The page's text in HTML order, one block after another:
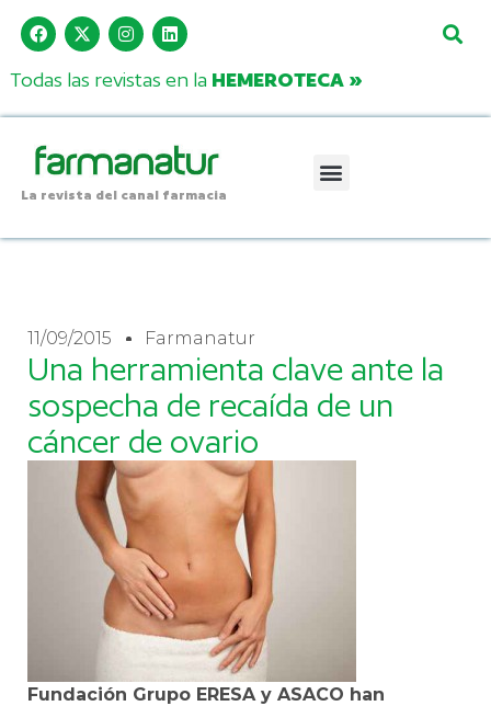
Todas las revistas en la HEMEROTECA »
La revista del canal farmacia
11/09/2015 Farmanatur
Una herramienta clave ante la
sospecha de recaída de un
cáncer de ovario
Fundación Grupo ERESA y ASACO han